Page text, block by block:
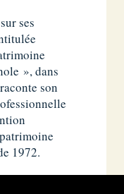
ses
», dans
son
1972.